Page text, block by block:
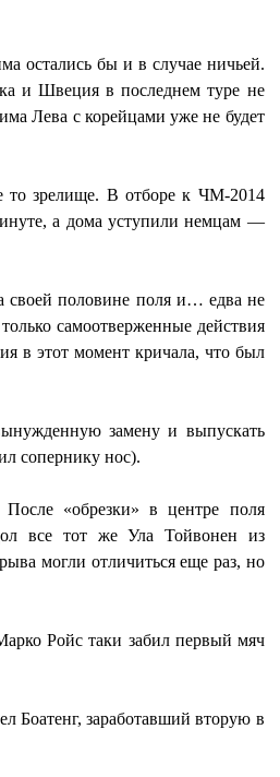
остались бы и в случае ничьей.
и Швеция в последнем туре не
Лева с корейцами уже не будет
то зрелище. В отборе к ЧМ-2014
а дома уступили немцам —
своей половине поля и… едва не
самоотверженные действия
в этот момент кричала, что был
замену и выпускать
сопернику нос).
«обрезки» в центре поля
все тот же Ула Тойвонен из
могли отличиться еще раз, но
Ройс таки забил первый мяч
Боатенг, заработавший вторую в